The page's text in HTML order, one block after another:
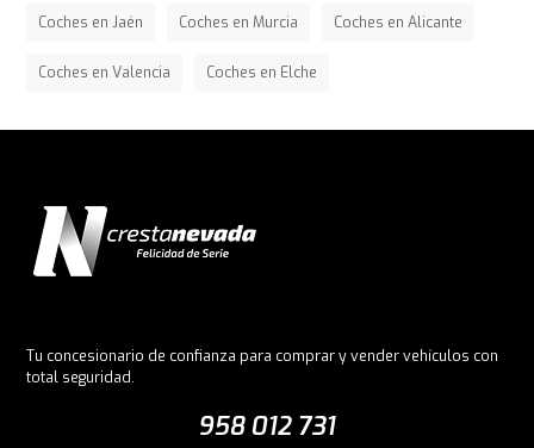
Coches en Jaén Coches en Murcia Coches en Alicante
Coches en Valencia Coches en Elche
Tu concesionario de confianza para comprar y vender vehículos con
total seguridad.
958 012 731